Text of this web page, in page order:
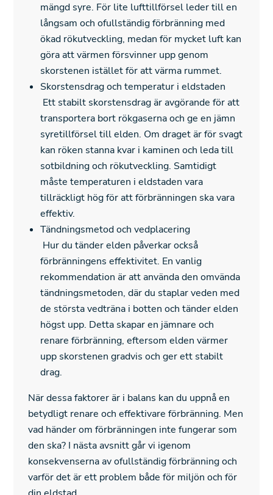
mängd syre. För lite lufttillförsel leder till en
långsam och ofullständig förbränning med
ökad rökutveckling, medan för mycket luft kan
göra att värmen försvinner upp genom
skorstenen istället för att värma rummet.
Skorstensdrag och temperatur i eldstaden
Ett stabilt skorstensdrag är avgörande för att
transportera bort rökgaserna och ge en jämn
syretillförsel till elden. Om draget är för svagt
kan röken stanna kvar i kaminen och leda till
sotbildning och rökutveckling. Samtidigt
måste temperaturen i eldstaden vara
tillräckligt hög för att förbränningen ska vara
effektiv.
Tändningsmetod och vedplacering
Hur du tänder elden påverkar också
förbränningens effektivitet. En vanlig
rekommendation är att använda den omvända
tändningsmetoden, där du staplar veden med
de största vedträna i botten och tänder elden
högst upp. Detta skapar en jämnare och
renare förbränning, eftersom elden värmer
upp skorstenen gradvis och ger ett stabilt
drag.
När dessa faktorer är i balans kan du uppnå en
betydligt renare och effektivare förbränning. Men
vad händer om förbränningen inte fungerar som
den ska? I nästa avsnitt går vi igenom
konsekvenserna av ofullständig förbränning och
varför det är ett problem både för miljön och för